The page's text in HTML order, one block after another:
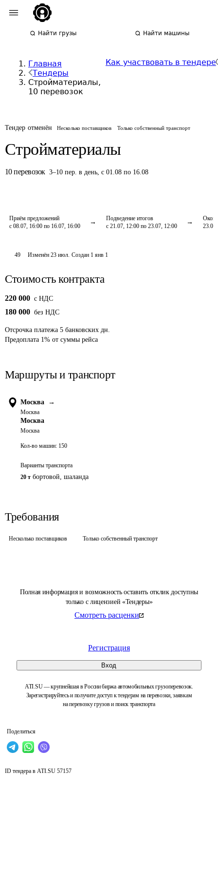
Найти грузы Найти машины
Главная
Тендеры
Стройматериалы,
10 перевозок
Как участвовать в тендере
Тендер отменён Несколько поставщиков Только собственный транспорт
Стройматериалы
10 перевозок 3–10 пер. в день, с 01.08 по 16.08
Приём предложений
с 08.07, 16:00 по 16.07, 16:00
Подведение итогов
с 21.07, 12:00 по 23.07, 12:00
Полная информация и возможность оставить отклик доступны
только с лицензией «Тендеры»
Смотреть расценки
Регистрация
Вход
ATI.SU — крупнейшая в России биржа автомобильных грузоперевозок.
Зарегистрируйтесь и получите доступ к тендерам на перевозки, заявкам
на перевозку грузов и поиск транспорта
Поделиться
49 Изменён23 июл. Создан 1 янв 1
Стоимость контракта
220 000 c НДС
180 000 без НДС
Отсрочка платежа 5 банковских дн.
Предоплата 1% от суммы рейса
Маршруты и транспорт
Москва →
Москва
Москва
Москва
Кол-во машин: 150
Варианты транспорта
20 т бортовой, шаланда
Требования
Несколько поставщиков Только собственный транспорт
ID тендера в ATI.SU 57157